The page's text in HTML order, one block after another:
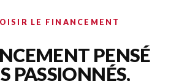
LE FINANCEMENT
PENSÉ
PASSIONNÉS,